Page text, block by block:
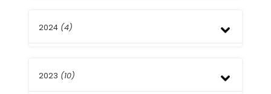
2024 (4)
Marzo
2023 (10)